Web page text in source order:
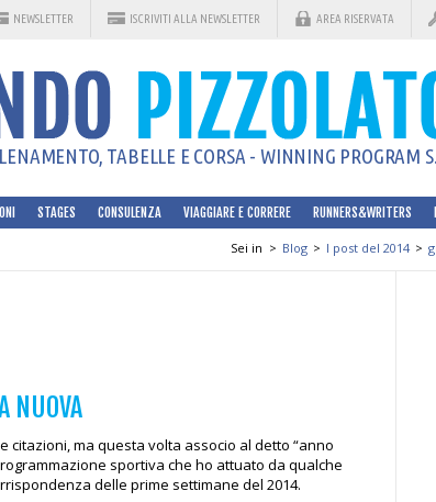
NEWSLETTER ISCRIVITI ALLA NEWSLETTER AREA RISERVATA
TABELLE E CORSA - WINNING PROGRAM
STAGES CONSULENZA VIAGGIARE E CORRERE RUNNERS&WRITERS
Sei in > Blog > I post del 2014 >
NUOVA
citazioni, ma questa volta associo al detto “anno
sportiva che ho attuato da qualche
delle prime settimane del 2014.